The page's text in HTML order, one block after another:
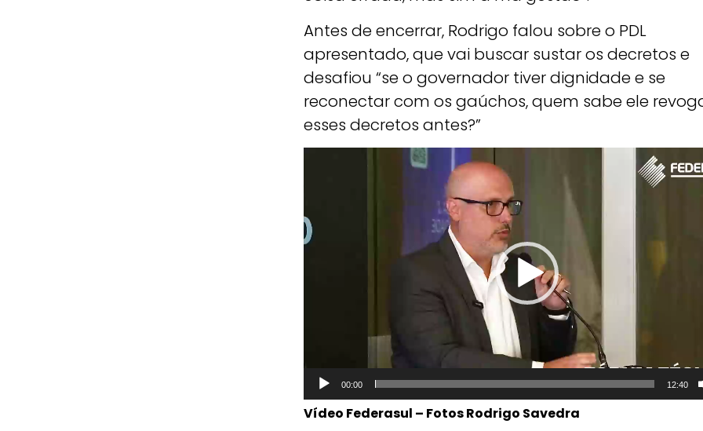
Antes de encerrar, Rodrigo falou sobre o PDL
apresentado, que vai buscar sustar os decretos e
desafiou “se o governador tiver dignidade e se
reconectar com os gaúchos, quem sabe ele
esses decretos antes?”
00:00 12:40
Vídeo Federasul – Fotos Rodrigo Savedra